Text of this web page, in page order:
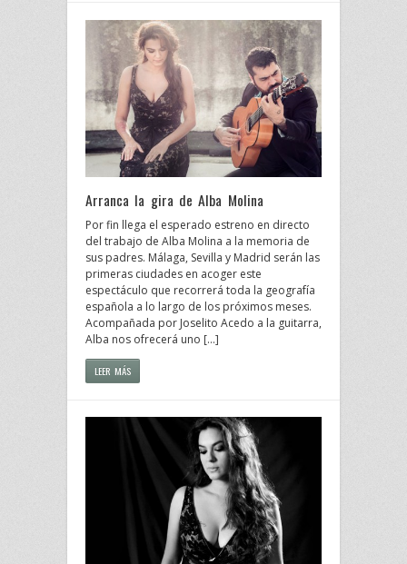
Arranca la gira de Alba Molina
Por fin llega el esperado estreno en directo
del trabajo de Alba Molina a la memoria de
sus padres. Málaga, Sevilla y Madrid serán las
primeras ciudades en acoger este
espectáculo que recorrerá toda la geografía
española a lo largo de los próximos meses.
Acompañada por Joselito Acedo a la guitarra,
Alba nos ofrecerá uno […]
LEER MÁS